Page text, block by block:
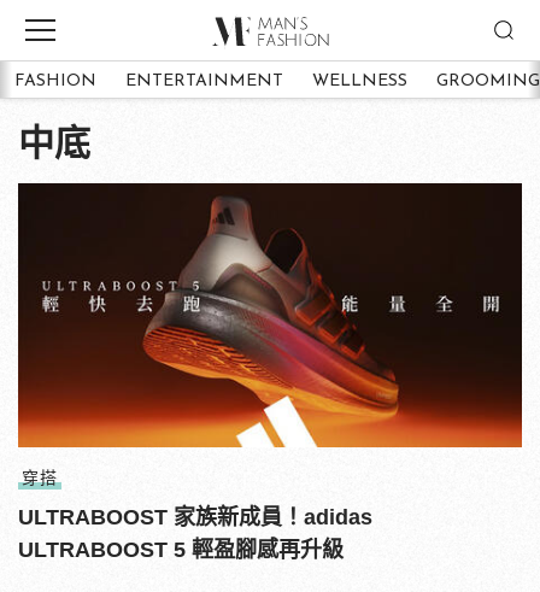
FASHION ENTERTAINMENT WELLNESS GROOMING
中底
穿搭
ULTRABOOST 家族新成員！adidas
ULTRABOOST 5 輕盈腳感再升級